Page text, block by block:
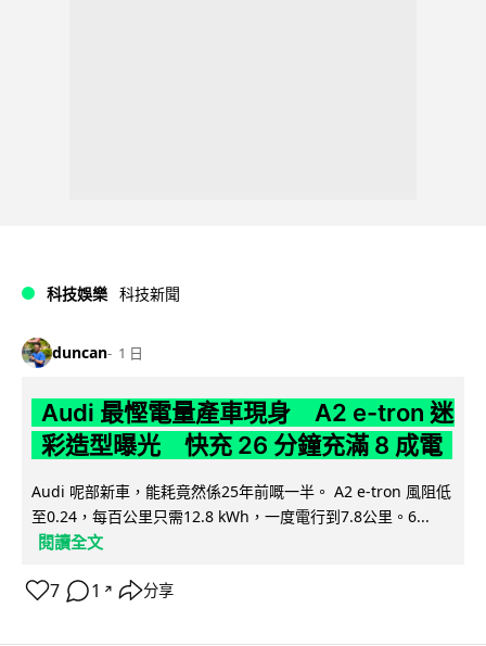
科技娛樂 科技新聞
duncan 1 日
Audi 最慳電量產車現身 A2 e-tron 迷
彩造型曝光 快充 26 分鐘充滿 8 成電
Audi 呢部新車，能耗竟然係25年前嘅一半。 A2 e-tron 風阻低
至0.24，每百公里只需12.8 kWh，一度電行到7.8公里。6...
閱讀全文
7 1 ↗ 分享